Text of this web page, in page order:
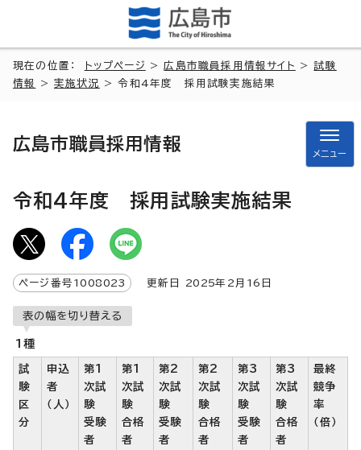
現在の位置： トップページ >広島市職員採用情報サイト >試験
情報
>実施状況 > 令和4年度 採用試験実施結果
広島市職員採用情報
メニュー
令和4年度 採用試験実施結果
ページ番号 1008023 更新日 2025年2月 16 日
表の幅を切り替える
1種
試
験
区
分
申込
者
（人）
第1
次試
験
受験
者
第1
次試
験
合格
者
第2
次試
験
受験
者
第2
次試
験
合格
者
第3
次試
験
受験
者
第3
次試
験
合格
者
最終
競争
率
（倍）